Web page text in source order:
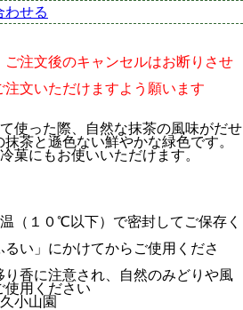
わせる
注文後のキャンセルはお断りさせ
文いただけますよう願います
使った際、自然な抹茶の風味がだせ
茶と遜色ない鮮やかな緑色です。
菓にもお使いいただけます。
（１０℃以下）で密封してご保存く
い」にかけてからご使用くださ
り香に注意され、自然のみどりや風
使用ください
小山園